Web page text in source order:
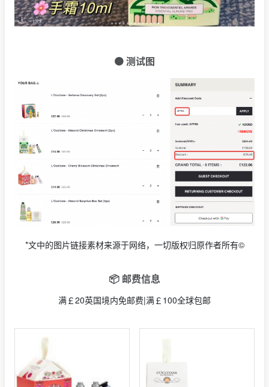
🟠 测试图
*文中的图片链接素材来源于网络，一切版权归原作者所有©
📦 邮费信息
满￡20英国境内免邮费|满￡100全球包邮